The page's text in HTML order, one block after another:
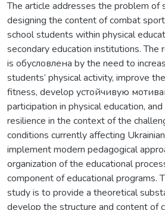
The article addresses the problem of
designing the content of combat
school students within physical
secondary education institutions. The
is обусловлена by the need to
students’ physical activity, improve
fitness, develop устойчивую
participation in physical education,
resilience in the context of the
conditions currently affecting
implement modern pedagogical
organization of the educational
component of educational programs.
study is to provide a theoretical
develop the structure and content of